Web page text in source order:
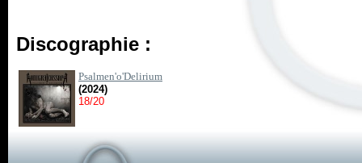
Discographie :
Psalmen'o'Delirium
(2024)
18/20